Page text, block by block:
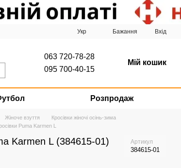
Укр Бажання Вхід
063 720-78-28
095 700-40-15
Мій кошик
Розпродаж
Жіноче взуття
Кросівки жіночі осінь-зима
Puma Karmen L
Karmen L (384615-01) Артикул
384615-01